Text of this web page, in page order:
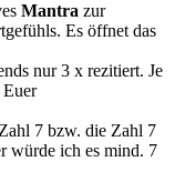
Mantra zur
Es öffnet das
nur 3 x rezitiert. Je
Euer
7 bzw. die Zahl 7
würde ich es mind. 7